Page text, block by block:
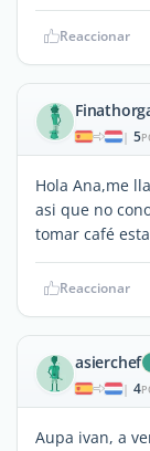
Reaccionar
| 5
Hola Ana,me
asi que no
tomar café
Reaccionar
asierchef
| 4
Aupa ivan, a